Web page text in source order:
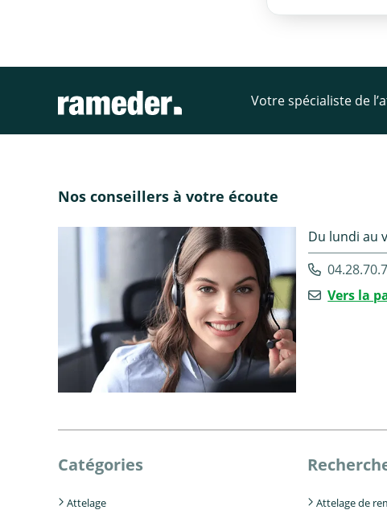
Votre spécialiste de
Nos conseillers à votre écoute
Du lundi au
Vers la
Catégories
Attelage
Attelage de